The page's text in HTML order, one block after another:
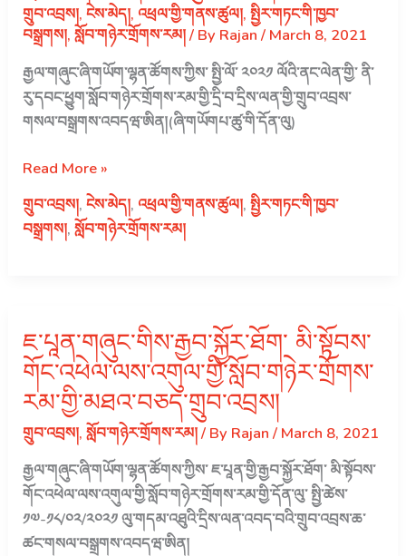
གྲུབ་འབྲས།,ངེས་མེད།, འཕྲལ་གྱི་གནས་ཚུལ།,སྤྱིར་གཏང་གི་ཁྱབ་
བསྒྲགས།,སློབ་གཉེར་གྲོགས་རམ།/ By Rajan/ March 8, 2021
རྒྱལ་གཞུང་ཞི་གཡོག་ལྷན་ཚོགས་ཀྱིས་ སྤྱི་ལོ་ ༢༠༢༡ ལོའི་ནང་ལེན་གྱི་ ནི་
རུ་དབང་ཕྱུག་སློབ་གཉེར་གྲོགས་རམ་གྱི་དྲི་བ་དྲིས་ལན་གྱི་གྲུབ་འབྲས་
གསལ་བསྒྲགས་འབདཝ་ཨིན།(ཞི་གཡོགཔ་ཚུ་གི་དོན་ལུ)
སྤྱི་
༢༠༢༡
ལོའི་
དོན་
ལུ་
རུ་
དབང་
ཕྱུག་
སློབ་
གཉེར་
གྲོགས་
Read More »
གྲུབ་འབྲས།,ངེས་མེད།, འཕྲལ་གྱི་གནས་ཚུལ།,སྤྱིར་གཏང་གི་ཁྱབ་
བསྒྲགས།,སློབ་གཉེར་གྲོགས་རམ།
ཇ་པཱན་གཞུང་གིས་རྒྱབ་སྐྱོར་ཐོག་ མི་སྟོབས་
གོང་འཕེལ་ལས་འགུལ་གྱི་སློབ་གཉེར་གྲོགས་
རམ་གྱི་མཐའ་བཅད་གྲུབ་འབྲས།
གྲུབ་འབྲས།,སློབ་གཉེར་གྲོགས་རམ།/ By Rajan/ March 8, 2021
རྒྱལ་གཞུང་ཞི་གཡོག་ལྷན་ཚོགས་ཀྱིས་ ཇ་པཱན་གྱི་རྒྱབ་སྐྱོར་ཐོག་ མི་སྟོབས་
གོང་འཕེལ་ལས་འགུལ་གྱི་སློབ་གཉེར་གྲོགས་རམ་གྱི་དོན་ལུ་ སྤྱི་ཚེས་
༡༧-༡༨/༠༢/༢༠༢༡ ལུ་གདམ་འཐུའི་དྲིས་ལན་འབད་བའི་གྲུབ་འབྲས་ཆ་
ཚང་གསལ་བསྒྲགས་འབདཝ་ཨིན།